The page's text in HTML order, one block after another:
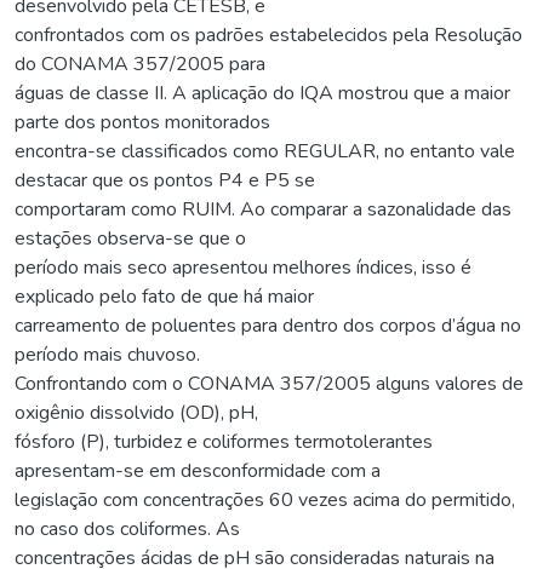
desenvolvido pela CETESB, e
confrontados com os padrões estabelecidos pela Resolução
do CONAMA 357/2005 para
águas de classe II. A aplicação do IQA mostrou que a maior
parte dos pontos monitorados
encontra-se classificados como REGULAR, no entanto vale
destacar que os pontos P4 e P5 se
comportaram como RUIM. Ao comparar a sazonalidade das
estações observa-se que o
período mais seco apresentou melhores índices, isso é
explicado pelo fato de que há maior
carreamento de poluentes para dentro dos corpos d’água no
período mais chuvoso.
Confrontando com o CONAMA 357/2005 alguns valores de
oxigênio dissolvido (OD), pH,
fósforo (P), turbidez e coliformes termotolerantes
apresentam-se em desconformidade com a
legislação com concentrações 60 vezes acima do permitido,
no caso dos coliformes. As
concentrações ácidas de pH são consideradas naturais na